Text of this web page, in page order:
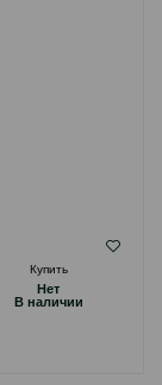
Купить
Hет
B наличии